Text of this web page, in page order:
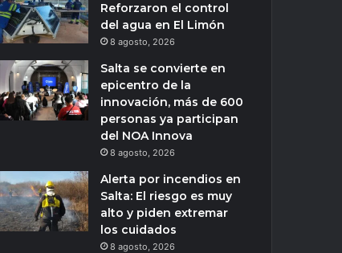
Reforzaron el control
del agua en El Limón
8 agosto, 2026
Salta se convierte en
epicentro de la
innovación, más de 600
personas ya participan
del NOA Innova
8 agosto, 2026
Alerta por incendios en
Salta: El riesgo es muy
alto y piden extremar
los cuidados
8 agosto, 2026